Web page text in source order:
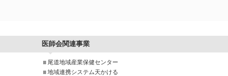
医師会関連事業
尾道地域産業保健センター
地域連携システム天かける